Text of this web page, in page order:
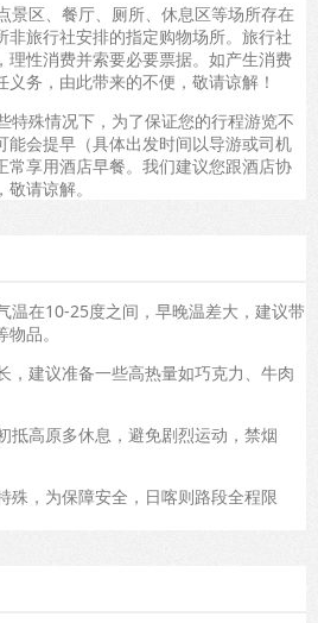
景区、餐厅、厕所、休息区等场所存在
非旅行社安排的指定购物场所。旅行社
理性消费并索要必要票据。如产生消费
务，由此带来的不便，敬请谅解！
特殊情况下，为了保证您的行程游览不
能会提早（具体出发时间以导游或司机
常享用酒店早餐。我们建议您跟酒店协
请谅解。
温在10-25度之间，早晚温差大，建议带
品。
，建议准备一些高热量如巧克力、牛肉
抵高原多休息，避免剧烈运动，禁烟
殊，为保障安全，日喀则路段全程限